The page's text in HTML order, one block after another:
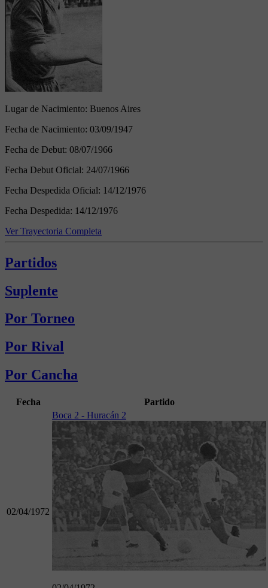
Lugar de Nacimiento: Buenos Aires
Fecha de Nacimiento: 03/09/1947
Fecha de Debut: 08/07/1966
Fecha Debut Oficial: 24/07/1966
Fecha Despedida Oficial: 14/12/1976
Fecha Despedida: 14/12/1976
Ver Trayectoria Completa
Partidos
Suplente
Por Torneo
Por Rival
Por Cancha
Fecha Partido
02/04/1972
Boca 2 - Huracán 2